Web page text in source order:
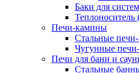
Баки для
Теплоноситель
Печи-камины
Стальные
Чугунные
Печи для бани и
Стальные